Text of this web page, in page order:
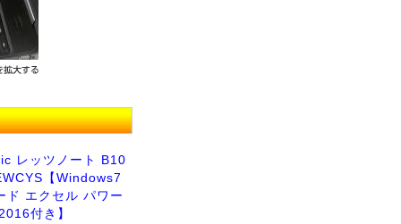
レッツノート B10
【Windows7
ド エクセル パワー
付き】